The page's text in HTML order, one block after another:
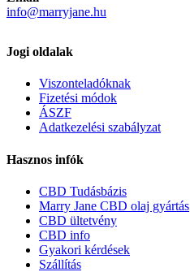
info@marryjane.hu
Jogi oldalak
Viszonteladóknak
Fizetési módok
ÁSZF
Adatkezelési szabályzat
Hasznos infók
CBD Tudásbázis
Marry Jane CBD olaj gyártás
CBD ültetvény
CBD info
Gyakori kérdések
Szállítás